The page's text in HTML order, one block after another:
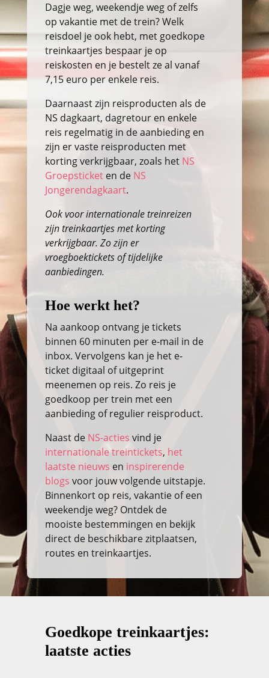
Dagje weg, weekendje weg of zelfs
op vakantie met de trein? Welk
reisdoel je ook hebt, met goedkope
treinkaartjes bespaar je op
reiskosten en je bestelt ze al vanaf
7,15 euro per enkele reis.
Daarnaast zijn reisproducten als de
NS dagkaart, dagretour en enkele
reis regelmatig in de aanbieding en
zijn er vaste reisproducten met
korting verkrijgbaar, zoals het NS
Groepsticketen de NS
Jongerendagkaart.
Ook voor internationale treinreizen
zijn treinkaartjes met korting
verkrijgbaar. Zo zijn er
vroegboektickets of tijdelijke
aanbiedingen.
Hoe werkt het?
Na aankoop ontvang je tickets
binnen 60 minuten per e-mail in de
inbox. Vervolgens kan je het e-
ticket digitaal of uitgeprint
meenemen op reis. Zo reis je
goedkoop per trein met een
aanbieding of regulier reisproduct.
Naast de NS-acties vind je
internationale treintickets, het
laatste nieuws en inspirerende
blogs voor jouw volgende uitstapje.
Binnenkort op reis, vakantie of een
weekendje weg? Ontdek de
mooiste bestemmingen en bekijk
direct de beschikbare zitplaatsen,
routes en treinkaartjes.
Goedkope treinkaartjes:
laatste acties